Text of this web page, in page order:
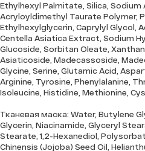
Ethylhexyl Palmitate, Silica,
Acryloyldimethyl Taurate Polymer,
Ethylhexylglycerin, Caprylyl Glycol,
Centella Asiatica Extract, Sodium
Glucoside, Sorbitan Oleate,
Asiaticoside, Madecassoside,
Glycine, Serine, Glutamic Acid,
Arginine, Tyrosine, Phenylalanine,
Isoleucine, Histidine, Methionine,
Тканевая маска: Water, Butylene
Glycerin, Niacinamide, Glyceryl
Stearate, 1,2-Hexanediol,
Chinensis (Jojoba) Seed Oil,